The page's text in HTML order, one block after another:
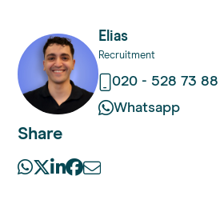
Elias
Recruitment
020 - 528 73 88
Whatsapp
Share